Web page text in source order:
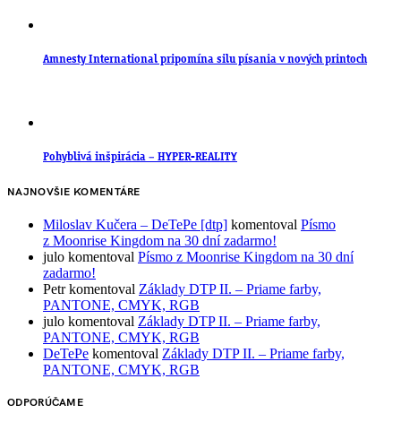
Amnesty International pripomína silu písania v nových printoch
Pohyblivá inšpirácia – HYPER-REALITY
NAJNOVŠIE KOMENTÁRE
Miloslav Kučera – DeTePe [dtp] komentoval Písmo
z Moonrise Kingdom na 30 dní zadarmo!
julo komentoval Písmo z Moonrise Kingdom na 30 dní
zadarmo!
Petrkomentoval Základy DTP II. – Priame farby,
PANTONE, CMYK, RGB
julo komentoval Základy DTP II. – Priame farby,
PANTONE, CMYK, RGB
DeTePe komentoval Základy DTP II. – Priame farby,
PANTONE, CMYK, RGB
ODPORÚČAME